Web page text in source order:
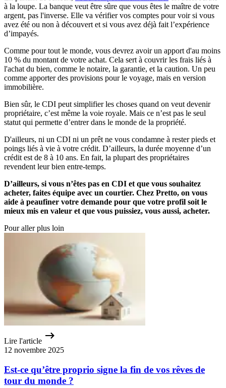
à la loupe. La banque veut être sûre que vous êtes le maître de votre
argent, pas l'inverse. Elle va vérifier vos comptes pour voir si vous
avez été ou non à découvert et si vous avez déjà fait l’expérience
d’impayés.
Comme pour tout le monde, vous devrez avoir un apport d'au moins
10 % du montant de votre achat. Cela sert à couvrir les frais liés à
l'achat du bien, comme le notaire, la garantie, et la caution. Un peu
comme apporter des provisions pour le voyage, mais en version
immobilière.
Bien sûr, le CDI peut simplifier les choses quand on veut devenir
propriétaire, c’est même la voie royale. Mais ce n’est pas le seul
statut qui permette d’entrer dans le monde de la propriété.
D'ailleurs, ni un CDI ni un prêt ne vous condamne à rester pieds et
poings liés à vie à votre crédit. D’ailleurs, la durée moyenne d’un
crédit est de 8 à 10 ans. En fait, la plupart des propriétaires
revendent leur bien entre-temps.
D’ailleurs, si vous n’êtes pas en CDI et que vous souhaitez
acheter, faites équipe avec un courtier. Chez Pretto, on vous
aide à peaufiner votre demande pour que votre profil soit le
mieux mis en valeur et que vous puissiez, vous aussi, acheter.
Pour aller plus loin
Lire l'article
12 novembre 2025
Est-ce qu’être proprio signe la fin de vos rêves de
tour du monde ?